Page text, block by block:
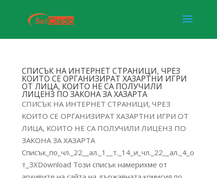
СПИСЪК НА ИНТЕРНЕТ СТРАНИЦИ, ЧРЕЗ
КОИТО СЕ ОРГАНИЗИРАТ ХАЗАРТНИ ИГРИ
ОТ ЛИЦА, КОИТО НЕ СА ПОЛУЧИЛИ
ЛИЦЕНЗ ПО ЗАКОНА ЗА ХАЗАРТА
СПИСЪК НА ИНТЕРНЕТ СТРАНИЦИ, ЧРЕЗ
КОИТО СЕ ОРГАНИЗИРАТ ХАЗАРТНИ ИГРИ ОТ
ЛИЦА, КОИТО НЕ СА ПОЛУЧИЛИ ЛИЦЕНЗ ПО
ЗАКОНА ЗА ХАЗАРТА
Списък_по_чл._22__ал._1__т._14_и_чл._22__ал._4_о
т_ЗХDownload Този списък намерихме от